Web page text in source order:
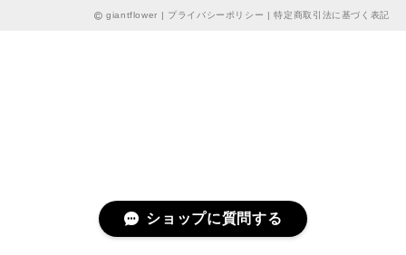
giantflower | プライバシーポリシー |特定商取引法に基づく表記
ショップに質問する